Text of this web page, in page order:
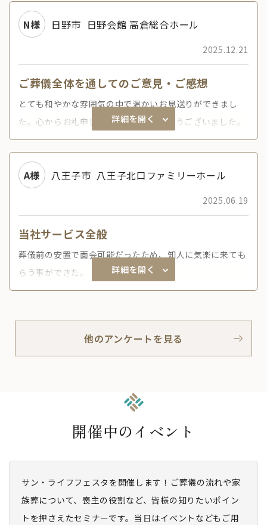
N様 日野市 日野会館 高倉総合ホール
2025.12.21
ご葬儀全体を通してのご意見・ご感想
とても和やかな雰囲気の中で温かいお見送りができまし
た。心からお礼申し上げます、ありがとうございました。
詳細を開く
A様 八王子市 八王子北口ファミリーホール
2025.06.19
当社サービス全般
葬儀前の安置で面会可能だったため、知人に気楽に来ても
らう事ができた。
詳細を開く
他のアンケートを見る
開催中のイベント
サン・ライフフェスタを開催します！ご葬儀の流れや家
族葬について、喪主の役割など、皆様の知りたいポイン
トを押さえたセミナーです。当日はイベントなどもご用